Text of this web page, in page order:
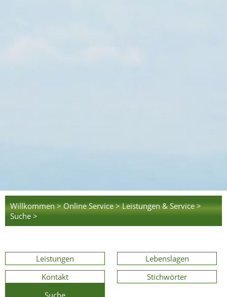
Willkommen > Online Service > Leistungen & Service >
Suche >
Leistungen
Lebenslagen
Kontakt
Stichwörter
Suche